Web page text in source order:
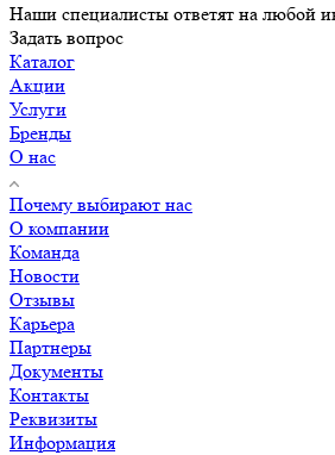
Наши специалисты ответят на любой
Задать вопрос
Каталог
Акции
Услуги
Бренды
О нас
Почему выбирают нас
О компании
Команда
Новости
Отзывы
Карьера
Партнеры
Документы
Контакты
Реквизиты
Информация